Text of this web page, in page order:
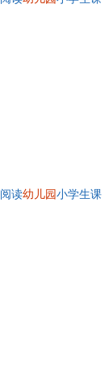
阅读幼儿园 小学生课